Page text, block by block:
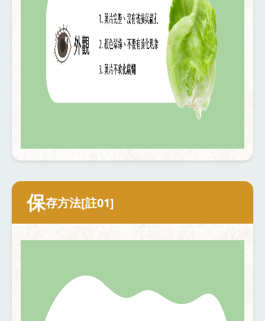
保存方法[註01]